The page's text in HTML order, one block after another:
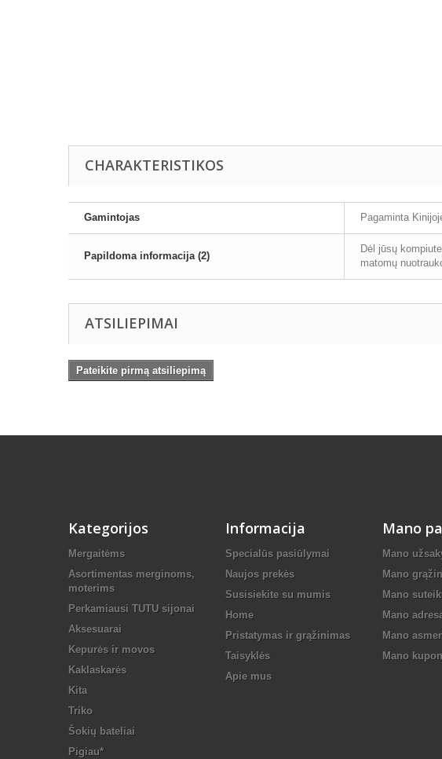
CHARAKTERISTIKOS
Gamintojas Pagaminta
Papildoma informacija (2)
Dėl jūsų
matomų
ATSILIEPIMAI
Pateikite pirmą atsiliepimą
Kategorijos
Mergaitėms
Asortimentas merginoms,
moterims
Perkamiausi TUTU sijonai
Aksesuarai
Kepurės ir movos
Kaklaskarės
Kita
Triko
Šokių bateliai
Pigiau*
Informacija
Specialūs pasiūlymai
Naujos prekės
Susisiekite su mumis
Home
Pristatymas ir grąžinimas
Taisyklės
Apie mus
Mano
Mano
Mano
Mano
Mano
Mano
Mano